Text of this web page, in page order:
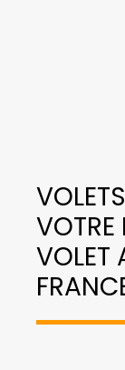
VOTRE
VOLET